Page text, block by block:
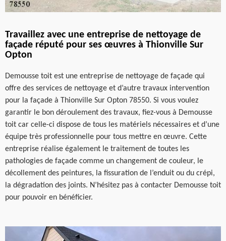
Travaillez avec une entreprise de nettoyage de
façade réputé pour ses œuvres à Thionville Sur
Opton
Demousse toit est une entreprise de nettoyage de façade qui
offre des services de nettoyage et d’autre travaux intervention
pour la façade à Thionville Sur Opton 78550. Si vous voulez
garantir le bon déroulement des travaux, fiez-vous à Demousse
toit car celle-ci dispose de tous les matériels nécessaires et d’une
équipe très professionnelle pour tous mettre en œuvre. Cette
entreprise réalise également le traitement de toutes les
pathologies de façade comme un changement de couleur, le
décollement des peintures, la fissuration de l’enduit ou du crépi,
la dégradation des joints. N’hésitez pas à contacter Demousse toit
pour pouvoir en bénéficier.